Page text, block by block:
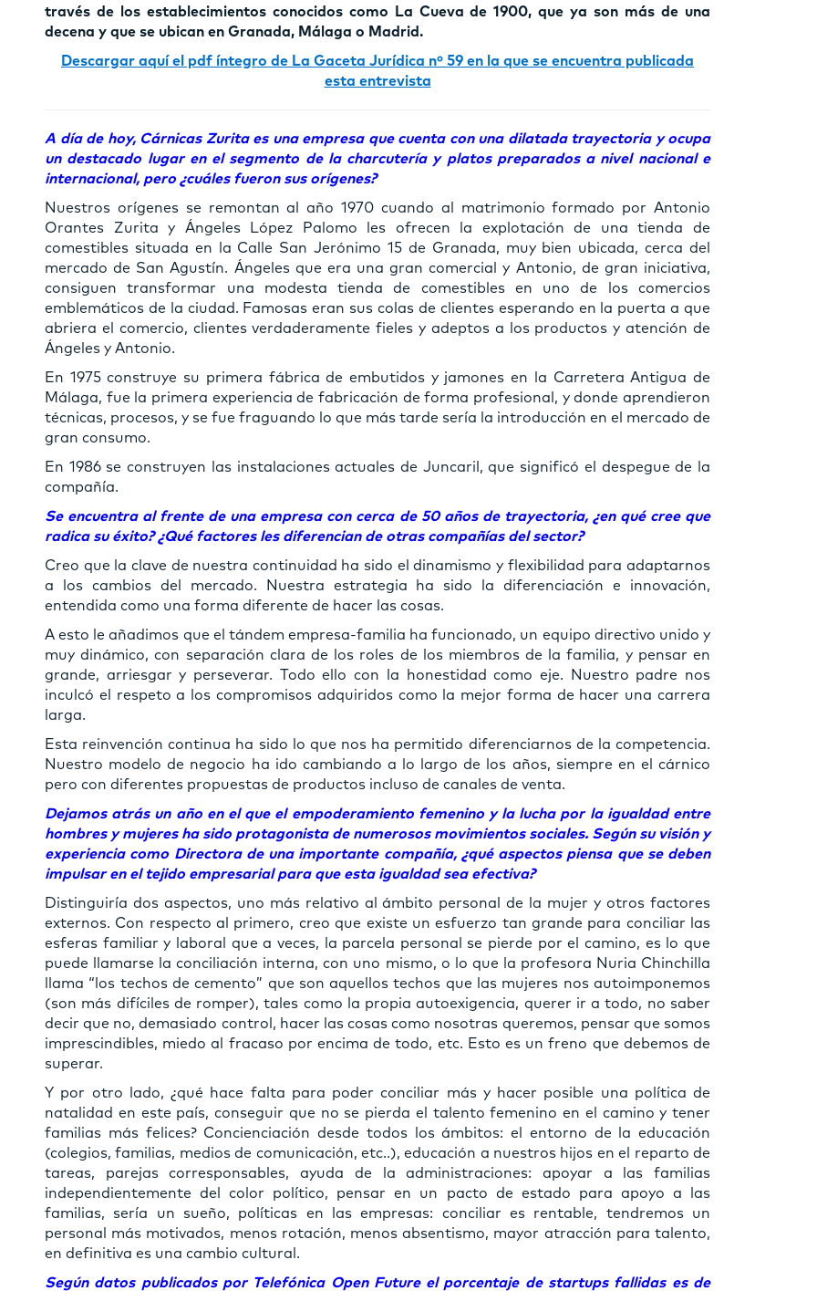
través de los establecimientos conocidos como La Cueva de 1900, que ya son más de una
decena y que se ubican en Granada, Málaga o Madrid.
Descargar aquí el pdf íntegro de La Gaceta Jurídica nº 59 en la que se encuentra publicada
esta entrevista
A día de hoy, Cárnicas Zurita es una empresa que cuenta con una dilatada trayectoria y ocupa
un destacado lugar en el segmento de la charcutería y platos preparados a nivel nacional e
internacional, pero ¿cuáles fueron sus orígenes?
Nuestros orígenes se remontan al año 1970 cuando al matrimonio formado por Antonio
Orantes Zurita y Ángeles López Palomo les ofrecen la explotación de una tienda de
comestibles situada en la Calle San Jerónimo 15 de Granada, muy bien ubicada, cerca del
mercado de San Agustín. Ángeles que era una gran comercial y Antonio, de gran iniciativa,
consiguen transformar una modesta tienda de comestibles en uno de los comercios
emblemáticos de la ciudad. Famosas eran sus colas de clientes esperando en la puerta a que
abriera el comercio, clientes verdaderamente fieles y adeptos a los productos y atención de
Ángeles y Antonio.
En 1975 construye su primera fábrica de embutidos y jamones en la Carretera Antigua de
Málaga, fue la primera experiencia de fabricación de forma profesional, y donde aprendieron
técnicas, procesos, y se fue fraguando lo que más tarde sería la introducción en el mercado de
gran consumo.
En 1986 se construyen las instalaciones actuales de Juncaril, que significó el despegue de la
compañía.
Se encuentra al frente de una empresa con cerca de 50 años de trayectoria, ¿en qué cree que
radica su éxito? ¿Qué factores les diferencian de otras compañías del sector?
Creo que la clave de nuestra continuidad ha sido el dinamismo y flexibilidad para adaptarnos
a los cambios del mercado. Nuestra estrategia ha sido la diferenciación e innovación,
entendida como una forma diferente de hacer las cosas.
A esto le añadimos que el tándem empresa-familia ha funcionado, un equipo directivo unido y
muy dinámico, con separación clara de los roles de los miembros de la familia, y pensar en
grande, arriesgar y perseverar. Todo ello con la honestidad como eje. Nuestro padre nos
inculcó el respeto a los compromisos adquiridos como la mejor forma de hacer una carrera
larga.
Esta reinvención continua ha sido lo que nos ha permitido diferenciarnos de la competencia.
Nuestro modelo de negocio ha ido cambiando a lo largo de los años, siempre en el cárnico
pero con diferentes propuestas de productos incluso de canales de venta.
Dejamos atrás un año en el que el empoderamiento femenino y la lucha por la igualdad entre
hombres y mujeres ha sido protagonista de numerosos movimientos sociales. Según su visión y
experiencia como Directora de una importante compañía, ¿qué aspectos piensa que se deben
impulsar en el tejido empresarial para que esta igualdad sea efectiva?
Distinguiría dos aspectos, uno más relativo al ámbito personal de la mujer y otros factores
externos. Con respecto al primero, creo que existe un esfuerzo tan grande para conciliar las
esferas familiar y laboral que a veces, la parcela personal se pierde por el camino, es lo que
puede llamarse la conciliación interna, con uno mismo, o lo que la profesora Nuria Chinchilla
llama “los techos de cemento” que son aquellos techos que las mujeres nos autoimponemos
(son más difíciles de romper), tales como la propia autoexigencia, querer ir a todo, no saber
decir que no, demasiado control, hacer las cosas como nosotras queremos, pensar que somos
imprescindibles, miedo al fracaso por encima de todo, etc. Esto es un freno que debemos de
superar.
Y por otro lado, ¿qué hace falta para poder conciliar más y hacer posible una política de
natalidad en este país, conseguir que no se pierda el talento femenino en el camino y tener
familias más felices? Concienciación desde todos los ámbitos: el entorno de la educación
(colegios, familias, medios de comunicación, etc..), educación a nuestros hijos en el reparto de
tareas, parejas corresponsables, ayuda de la administraciones: apoyar a las familias
independientemente del color político, pensar en un pacto de estado para apoyo a las
familias, sería un sueño, políticas en las empresas: conciliar es rentable, tendremos un
personal más motivados, menos rotación, menos absentismo, mayor atracción para talento,
en definitiva es una cambio cultural.
Según datos publicados por Telefónica Open Future el porcentaje de startups fallidas es de